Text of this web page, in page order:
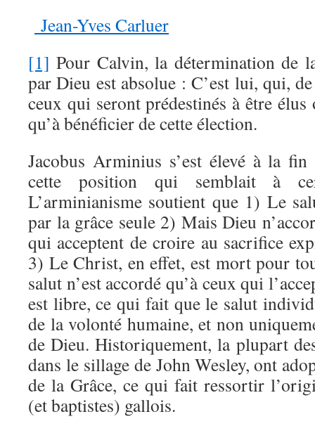
Jean-Yves Carluer
[1] Pour Calvin, la détermination de
par Dieu est absolue : C’est lui, qui,
ceux qui seront prédestinés à être
qu’à bénéficier de cette élection.
Jacobus Arminius s’est élevé à la
cette position qui semblait à
L’arminianisme soutient que 1) Le
par la grâce seule 2) Mais Dieu
qui acceptent de croire au sacrifice
3) Le Christ, en effet, est mort pour
salut n’est accordé qu’à ceux qui
est libre, ce qui fait que le salut
de la volonté humaine, et non
de Dieu. Historiquement, la plupart
dans le sillage de John Wesley, ont
de la Grâce, ce qui fait ressortir
(et baptistes) gallois.